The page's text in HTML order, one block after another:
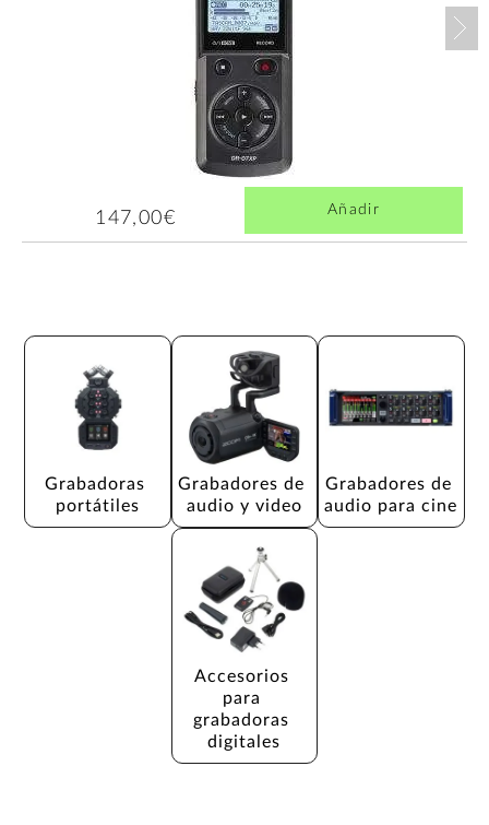
147,00€ Añadir
Grabadoras
portátiles
Grabadores de
audio y video
Grabadores de
audio para cine
Accesorios
para
grabadoras
digitales